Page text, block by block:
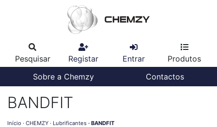
Pesquisar Registar Entrar
Produtos
Sobre a Chemzy
Contactos
BANDFIT
Início CHEMZY Lubrificantes BANDFIT